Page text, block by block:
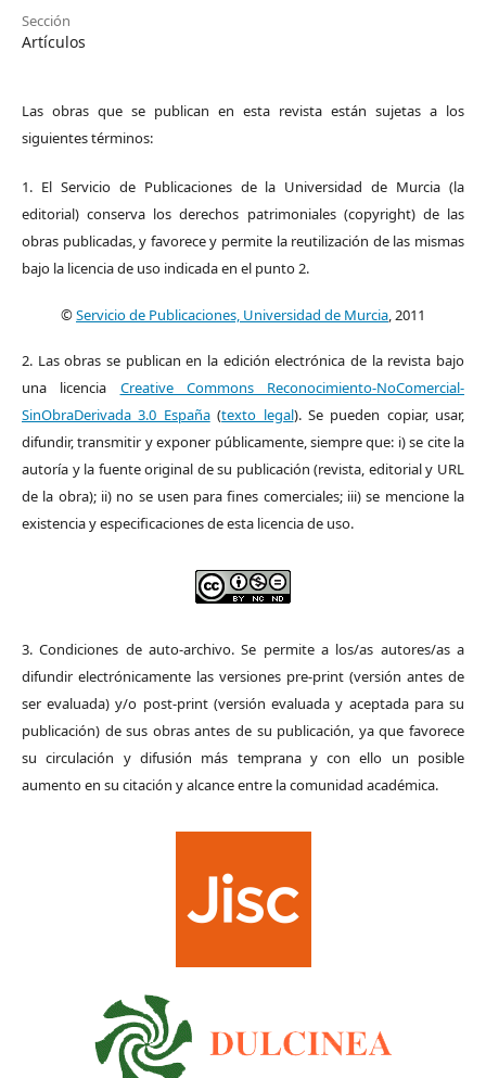
Sección
Artículos
Las obras que se publican en esta revista están sujetas a los
siguientes términos:
1. El Servicio de Publicaciones de la Universidad de Murcia (la
editorial) conserva los derechos patrimoniales (copyright) de las
obras publicadas, y favorece y permite la reutilización de las mismas
bajo la licencia de uso indicada en el punto 2.
©Servicio de Publicaciones, Universidad de Murcia, 2011
2. Las obras se publican en la edición electrónica de la revista bajo
una licencia Creative Commons Reconocimiento-NoComercial-
SinObraDerivada 3.0 España(texto legal). Se pueden copiar, usar,
difundir, transmitir y exponer públicamente, siempre que: i) se cite la
autoría y la fuente original de su publicación (revista, editorial y URL
de la obra); ii) no se usen para fines comerciales; iii) se mencione la
existencia y especificaciones de esta licencia de uso.
3. Condiciones de auto-archivo. Se permite a los/as autores/as a
difundir electrónicamente las versiones pre-print (versión antes de
ser evaluada) y/o post-print (versión evaluada y aceptada para su
publicación) de sus obras antes de su publicación, ya que favorece
su circulación y difusión más temprana y con ello un posible
aumento en su citación y alcance entre la comunidad académica.